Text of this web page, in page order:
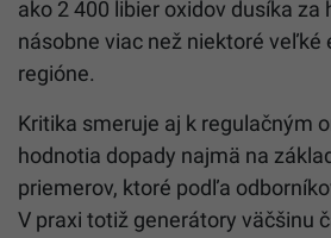
ako 2 400 libier oxidov dusíka za
násobne viac než niektoré veľké
regióne.
Kritika smeruje aj k regulačným
hodnotia dopady najmä na
priemerov, ktoré podľa
V praxi totiž generátory väčšinu